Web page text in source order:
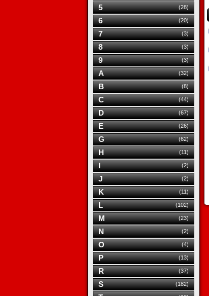
5 (28)
6 (20)
7 (3)
8 (3)
9 (3)
A (32)
B (8)
C (44)
D (67)
E (26)
G (62)
H (11)
I (2)
J (2)
K (11)
L (102)
M (23)
N (2)
O (4)
P (13)
R (37)
S (182)